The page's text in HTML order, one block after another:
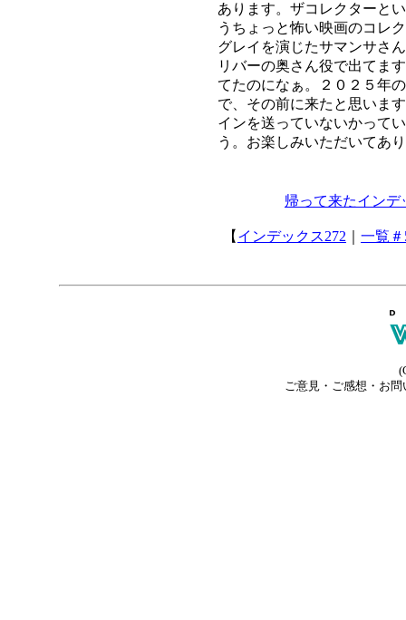
あります。ザコレクターと
うちょっと怖い映画のコレ
グレイを演じたサマンサさ
リバーの奥さん役で出てま
てたのになぁ。２０２５年
で、その前に来たと思いま
インを送っていないかって
う。お楽しみいただいてあ
帰って来たインデ
【 インデックス272 一覧＃
ご意見・ご感想・お